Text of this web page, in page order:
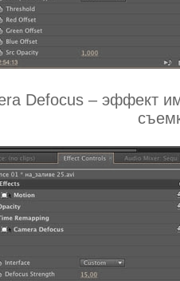
Defocus – эффект